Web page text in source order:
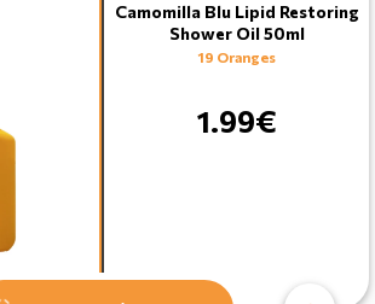
Camomilla Blu Lipid Restoring
Shower Oil 50ml
19 Oranges
1.99€